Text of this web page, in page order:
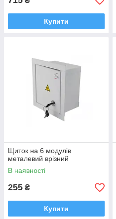
Купити
Щиток на 6 модулів
металевий врізний
В наявності
255 ₴
Купити